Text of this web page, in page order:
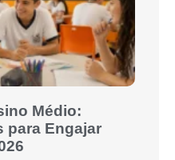
Médio:
para Engajar